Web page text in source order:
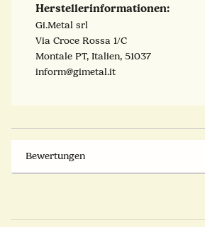
Herstellerinformationen:
Gi.Metal srl
Via Croce Rossa 1/C
Montale PT, Italien, 51037
inform@gimetal.it
Bewertungen